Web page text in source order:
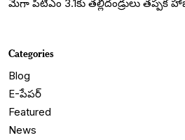
మెగా పీటీఎం 3.1కు తల్లిదండ్రులు
Categories
Blog
E-పేపర్
Featured
News